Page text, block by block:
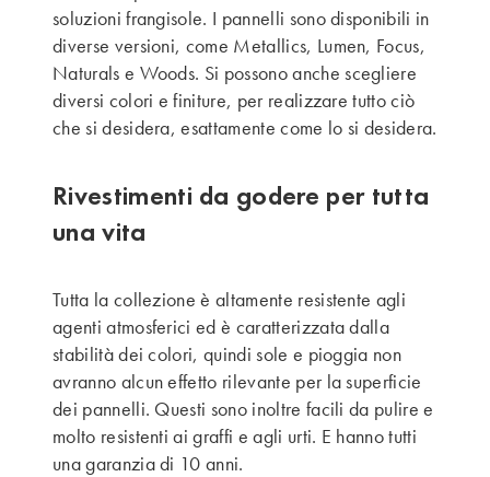
soluzioni frangisole. I pannelli sono disponibili in
diverse versioni, come Metallics, Lumen, Focus,
Naturals e Woods. Si possono anche scegliere
diversi colori e finiture, per realizzare tutto ciò
che si desidera, esattamente come lo si desidera.
Rivestimenti da godere per tutta
una vita
Tutta la collezione è altamente resistente agli
agenti atmosferici ed è caratterizzata dalla
stabilità dei colori, quindi sole e pioggia non
avranno alcun effetto rilevante per la superficie
dei pannelli. Questi sono inoltre facili da pulire e
molto resistenti ai graffi e agli urti. E hanno tutti
una garanzia di 10 anni.